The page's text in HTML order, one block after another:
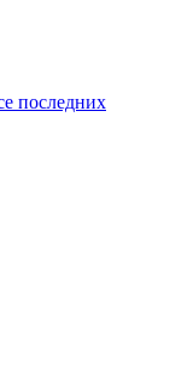
последних